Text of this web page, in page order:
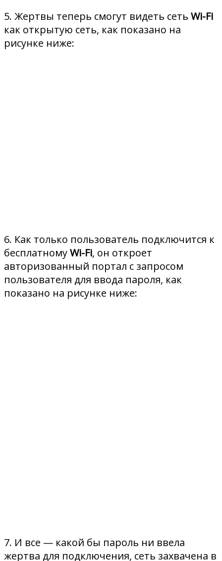
5. Жертвы теперь смогут видеть сеть Wi-Fi
как открытую сеть, как показано на
рисунке ниже:
6. Как только пользователь подключится к
бесплатномуWi-Fi, он откроет
авторизованный портал с запросом
пользователя для ввода пароля, как
показано на рисунке ниже:
7. И все — какой бы пароль ни ввела
жертва для подключения, сеть захвачена в